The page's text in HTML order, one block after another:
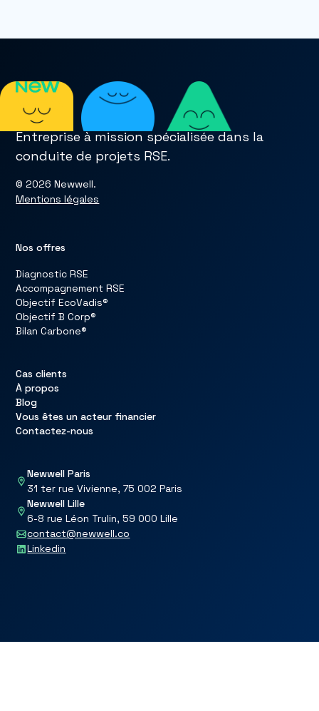
Entreprise à mission spécialisée dans la
conduite de projets RSE.
© 2026 Newwell.
Mentions légales
Nos offres
Diagnostic RSE
Accompagnement RSE
Objectif EcoVadis®
Objectif B Corp®
Bilan Carbone®
Cas clients
À propos
Blog
Vous êtes un acteur financier
Contactez-nous
Newwell Paris
31 ter rue Vivienne, 75 002 Paris
Newwell Lille
6-8 rue Léon Trulin, 59 000 Lille
contact@newwell.co
Linkedin